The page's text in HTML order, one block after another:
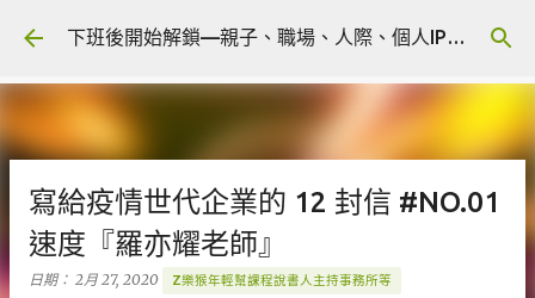
跳到主要內容 下班後開始解鎖—親子、職場、人際、個人IP 🎧 Podcast
寫給疫情世代企業的 12 封信 #NO.01
速度『羅亦耀老師』
日期： 2月 27, 2020 Z樂猴年輕幫課程說書人主持事務所等